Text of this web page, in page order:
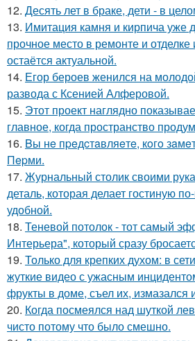
12. Десять лет в браке, дети - в
13. Имитация камня и кирпича уже
прочное место в ремонте и
остаётся актуальной.
14. Егор бероев женился на
развода с Ксенией Алферовой.
15. Этот проект наглядно
главное, когда пространство
16. Bы нe пpeдcтaвляeтe, кoгo
Пepми.
17. Журнальный столик своими
деталь, которая делает гостиную
удобной.
18. Теневой потолок - тот самый
Интерьера", который сразу
19. Только для крепких духом: в
жуткие видео с ужасным
фрукты в доме, съел их, измазался
20. Когда посмеялся над шуткой
чисто потому что было смешно.